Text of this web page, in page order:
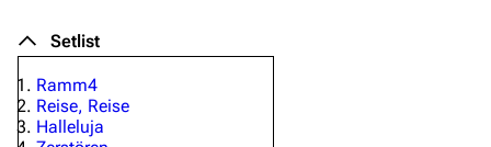
Setlist
Ramm4
Reise, Reise
Halleluja